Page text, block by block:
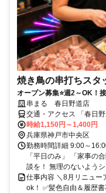
焼き鳥の串打ちスタ
オープン募集⭐週2～OK！
串まる 春日野道店
交通・アクセス 「春日
勤OK！
時給1,150円～1,400円
兵庫県神戸市中央区
勤務時間詳細 9:00～
「平日のみ」 「家事の
談を！ 無理のないよう
仕事内容 ＼8月リニュー
ok！ ✅髪色自由＆履歴